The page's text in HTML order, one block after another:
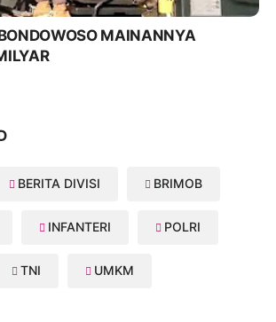
MAINANNYA
BERITA DIVISI BRIMOB
INFANTERI POLRI
TNI UMKM